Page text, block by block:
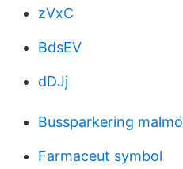
zVxC
BdsEV
dDJj
Bussparkering malmö
Farmaceut symbol